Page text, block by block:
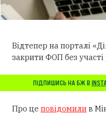
Відтепер на порталі
закрити ФОП без участі
ПІДПИШИСЬ НА БЖ В
Про це повідомили в